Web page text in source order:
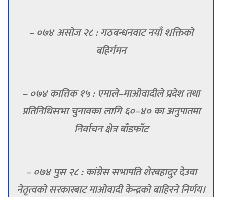
– ०७४ असोज २८ : गठबन्धनवाट नयाँ शक्तिको
बहिर्गमन
– ०७४ कात्तिक १५ : एमाले–माओवादीले प्रदेश तथा
प्रतिनिधिसभा चुनावका लागि ६०–४० का अनुपातमा
निर्वाचन क्षेत्र बाँडफाँट
– ०७४ पुस २८ : कांग्रेस सभापति शेरबहादुर देउवा
नेतृत्वको सरकारबाट माओवादी केन्द्रको बाहिरने निर्णय।